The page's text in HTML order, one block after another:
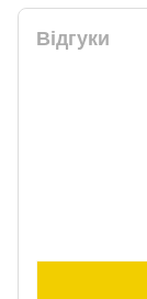
Відгуки